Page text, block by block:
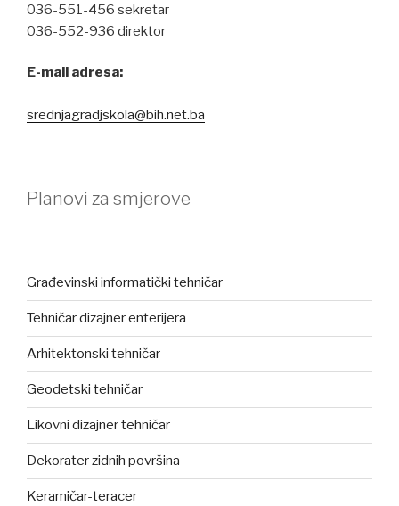
036-551-456 sekretar
036-552-936 direktor
E-mail adresa:
srednjagradjskola@bih.net.ba
Planovi za smjerove
Građevinski informatički tehničar
Tehničar dizajner enterijera
Arhitektonski tehničar
Geodetski tehničar
Likovni dizajner tehničar
Dekorater zidnih površina
Keramičar-teracer